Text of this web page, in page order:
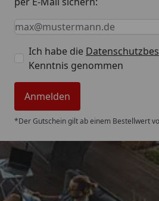
Keine Eingabe erforderlich
Eingabe erforderlich
E-Mail *
Ich habe die
Kenntnis genommen
Anmelden
*Der Gutschein gilt ab einem Bestellwert
Trusted